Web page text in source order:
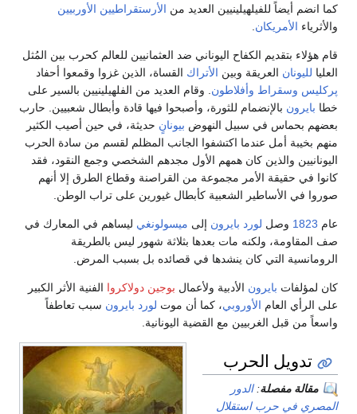
كما انضم أيضاً للفيلهيلينيين العديد من الأرستقراطيين الأوربيين
والأثرياء الأمريكان
قام هؤلاء بتقديم الكفاح اليوناني ضد العثمانيين للعالم كحرب بين المُثل
العليا لليونان العريقة وبين الأتراك القساة، الذين غزوا وقمعوا أحفاد
پركليس وسقراط وأفلاطون . وقام العديد من الفلهيلينيين بالسير على
خطا بايرون بالإنضمام للثورة، وأصبحوا فيها قادة وأبطال شعبيين. حارب
بعضهم بحماس في سبيل النهوض بيونانٍ حديثة، في حين أصيب الكثير
منهم بخيبة أمل عندما اكتشفوا الجانب المظلم لقسم من سادة الحرب
اليونانيين والذين كان همهم الأول مجدهم الشخصي وجمع النقود، فقد
كانوا في حقيقة الأمر مجموعة من القراصنة وقطاع الطرق إلا أنهم
صوروا في الأساطير الشعبية كأبطال غيورين على تراب الوطن.
عام 1823 وصل لورد بايرون إلى ميسولونغي ليساهم في المعارك في
صف المقاومة، ولكنه مات بعدها بثلاثة شهور ليس بالطريقة
الرومانسية التي كان ينشدها في قصائده بل بسبب المرض.
كان لمؤلفات بايرون الأدبية ولأعمال بوجين دولاكروا الفنية الأثر الكبير
على الرأي العام الأوروبي، كما أن موت لورد بايرون سبب تعاطفاً
واسعاً من قبل الغربيين مع القضية اليونانية.
تدويل الحرب
مقالة مفصلة:الدور
المصري في حرب استقلال